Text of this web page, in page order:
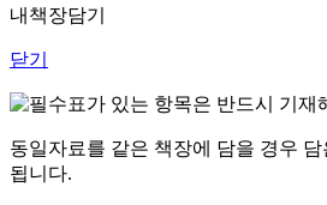
내책장담기
닫기
표가 있는 항목은 반드시 기재
동일자료를 같은 책장에 담을 경우
됩니다.